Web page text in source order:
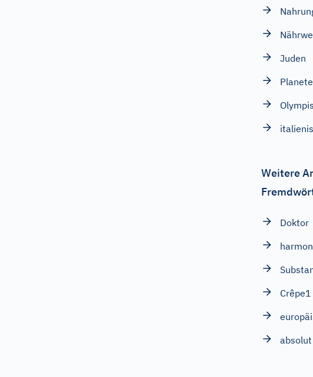
Juden
Weitere
Doktor
Crêpe1
absolut